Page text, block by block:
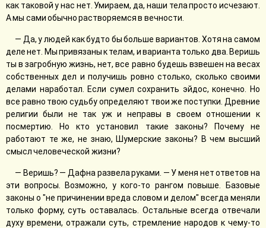
как таковой у нас нет. Умираем, да, наши тела просто исчезают.
А мы сами обычно растворяемся в вечности.
— Да, у людей как будто бы больше вариантов. Хотя на самом
деле нет. Мы привязаны к телам, и варианта только два. Веришь
ты в загробную жизнь, нет, все равно будешь взвешен на весах
собственных дел и получишь ровно столько, сколько своими
делами наработал. Если сумел сохранить эйдос, конечно. Но
все равно твою судьбу определяют твои же поступки. Древние
религии были не так уж и неправы в своем отношении к
посмертию. Но кто установил такие законы? Почему не
работают те же, не знаю, Шумерские законы? В чем высший
смысл человеческой жизни?
— Веришь? — Дафна развела руками. — У меня нет ответов на
эти вопросы. Возможно, у кого-то рангом повыше. Базовые
законы о "не причинении вреда словом и делом" всегда меняли
только форму, суть оставалась. Остальные всегда отвечали
духу времени, отражали суть, стремление народов к чему-то